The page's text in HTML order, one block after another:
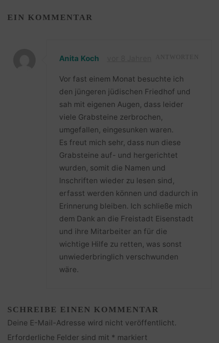
EIN KOMMENTAR
Anita Koch
Vor fast einem Monat besuchte ich
den jüngeren jüdischen Friedhof und
sah mit eigenen Augen, dass leider
viele Grabsteine zerbrochen,
umgefallen, eingesunken waren.
Es freut mich sehr, dass nun diese
Grabsteine auf- und hergerichtet
wurden, somit die Namen und
Inschriften wieder zu lesen sind,
erfasst werden können und dadurch in
Erinnerung bleiben. Ich schließe mich
dem Dank an die Freistadt Eisenstadt
und ihre Mitarbeiter an für die
wichtige Hilfe zu retten, was sonst
unwiederbringlich verschwunden
wäre.
SCHREIBE EINEN KOMMENTAR
Deine E-Mail-Adresse wird nicht veröffentlicht.
Erforderliche Felder sind mit * markiert